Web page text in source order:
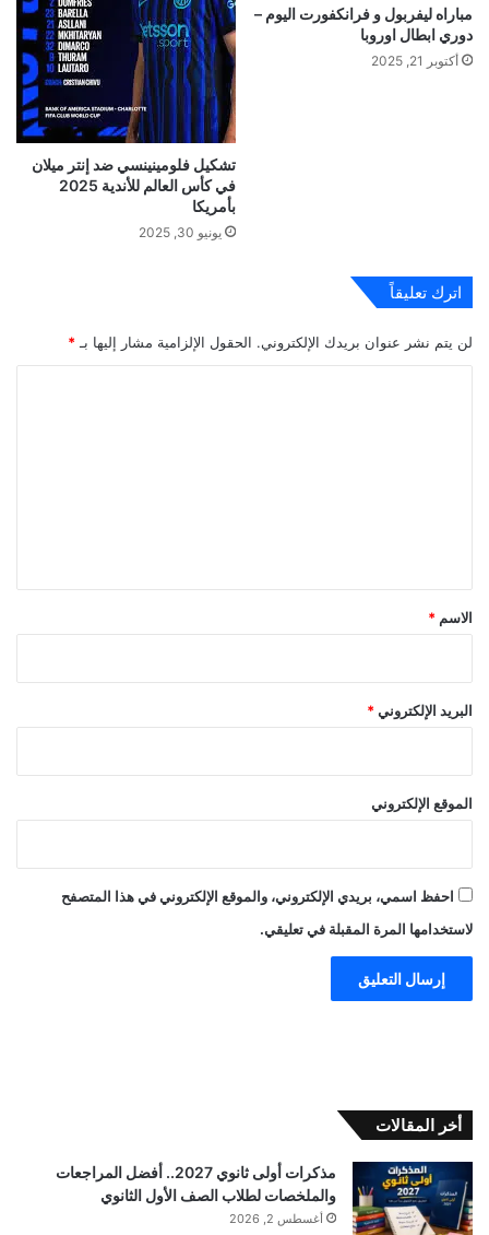
مباراه ليفربول و فرانكفورت اليوم –
دوري ابطال اوروبا
أكتوبر 21, 2025
تشكيل فلومينينسي ضد إنتر ميلان
في كأس العالم للأندية 2025
بأمريكا
يونيو 30, 2025
اترك تعليقاً
لن يتم نشر عنوان بريدك الإلكتروني. الحقول الإلزامية مشار إليها بـ *
*
الاسم *
البريد الإلكتروني *
الموقع الإلكتروني
احفظ اسمي، بريدي الإلكتروني، والموقع الإلكتروني في هذا المتصفح
لاستخدامها المرة المقبلة في تعليقي.
أخر المقالات
مذكرات أولى ثانوي 2027.. أفضل المراجعات
والملخصات لطلاب الصف الأول الثانوي
أغسطس 2, 2026